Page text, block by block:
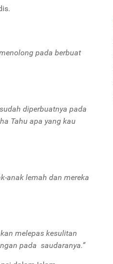
pada berbuat
diperbuatnya pada
Tahu apa yang kau
anak lemah dan mereka
melepas kesulitan
pada saudaranya.”